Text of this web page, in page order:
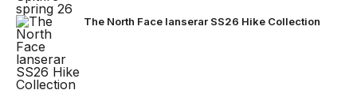
The North Face lanserar SS26 Hike Collection